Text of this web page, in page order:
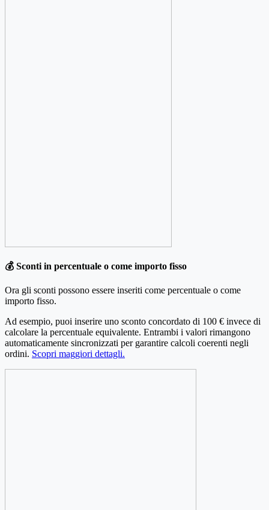
💰 Sconti in percentuale o come importo fisso
Ora gli sconti possono essere inseriti come percentuale o come
importo fisso.
Ad esempio, puoi inserire uno sconto concordato di 100 € invece di
calcolare la percentuale equivalente. Entrambi i valori rimangono
automaticamente sincronizzati per garantire calcoli coerenti negli
ordini. Scopri maggiori dettagli.